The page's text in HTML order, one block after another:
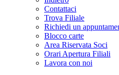
Contattaci
Trova Filiale
Richiedi un
Blocco carte
Area Riservata Soci
Orari Apertura Filiali
Lavora con noi